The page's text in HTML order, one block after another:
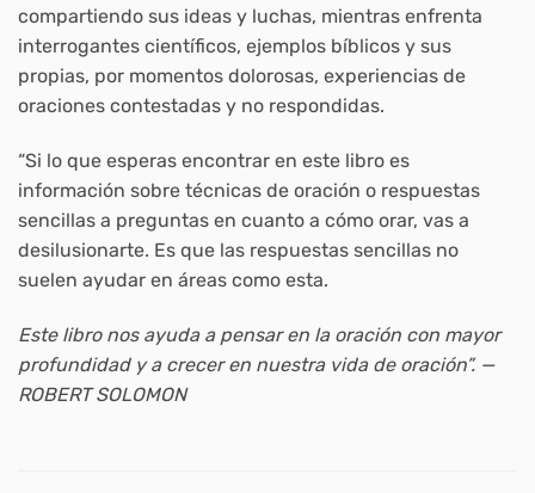
compartiendo sus ideas y luchas, mientras enfrenta
interrogantes científicos, ejemplos bíblicos y sus
propias, por momentos dolorosas, experiencias de
oraciones contestadas y no respondidas.
“Si lo que esperas encontrar en este libro es
información sobre técnicas de oración o respuestas
sencillas a preguntas en cuanto a cómo orar, vas a
desilusionarte. Es que las respuestas sencillas no
suelen ayudar en áreas como esta.
Este libro nos ayuda a pensar en la oración con mayor
profundidad y a crecer en nuestra vida de oración”. —
ROBERT SOLOMON